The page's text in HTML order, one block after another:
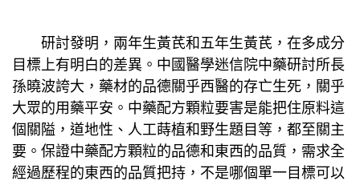
研討發明，兩年生黃芪和五年生黃芪，在多成分
目標上有明白的差異。中國醫學迷信院中藥研討所長
孫曉波誇大，藥材的品德關乎西醫的存亡生死，關乎
大眾的用藥平安。中藥配方顆粒要害是能把住原料這
個關隘，道地性、人工蒔植和野生題目等，都至關主
要。保證中藥配方顆粒的品德和東西的品質，需求全
經過歷程的東西的品質把持，不是哪個單一目標可以